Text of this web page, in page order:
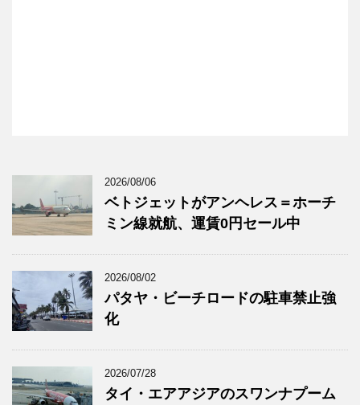
2026/08/06
ベトジェットがアンヘレス＝ホーチ
ミン線就航、運賃0円セール中
2026/08/02
パタヤ・ビーチロードの駐車禁止強
化
2026/07/28
タイ・エアアジアのスワンナプーム